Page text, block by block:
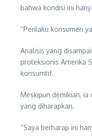
bahwa kondisi ini
“Perilaku konsumen
Analisis yang
proteksionis Amerika
konsumtif.
Meskipun demikian,
yang diharapkan.
“Saya berharap ini